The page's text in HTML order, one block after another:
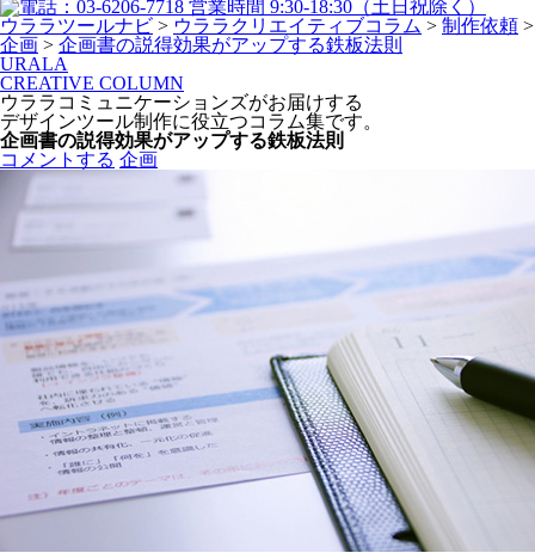
ウララツールナビ > ウララクリエイティブコラム > 制作依頼 >
企画 > 企画書の説得効果がアップする鉄板法則
URALA
CREATIVE COLUMN
ウララコミュニケーションズがお届けする
デザインツール制作に役立つコラム集です。
企画書の説得効果がアップする鉄板法則
コメントする 企画